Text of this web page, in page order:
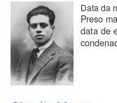
Data da
Preso
data de